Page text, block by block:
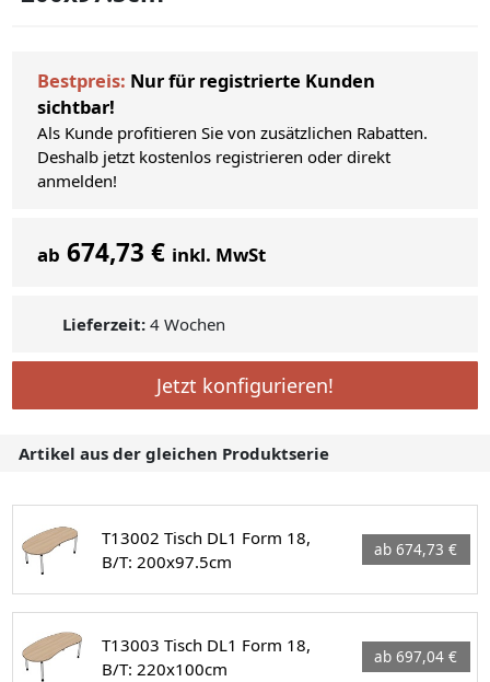
Bestpreis: Nur für registrierte Kunden
sichtbar!
Als Kunde profitieren Sie von zusätzlichen Rabatten.
Deshalb jetzt kostenlos registrieren oder direkt
anmelden!
ab 674,73 € inkl. MwSt
Lieferzeit: 4 Wochen
Jetzt konfigurieren!
Artikel aus der gleichen Produktserie
T13002 Tisch DL1 Form 18,
B/T: 200x97.5cm
ab 674,73 €
T13003 Tisch DL1 Form 18,
B/T: 220x100cm
ab 697,04 €